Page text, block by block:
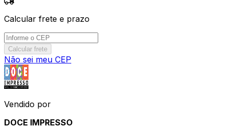
Calcular frete e prazo
Calcular frete
Não sei meu CEP
Vendido por
DOCE IMPRESSO